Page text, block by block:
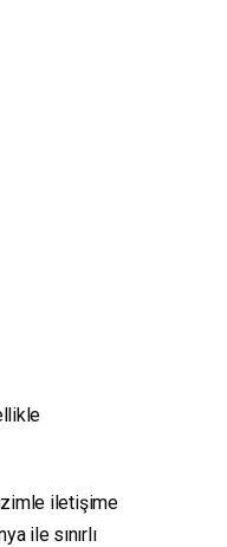
iletişime
ile sınırlı